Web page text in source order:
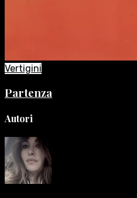
Vertigini
Partenza
Autori